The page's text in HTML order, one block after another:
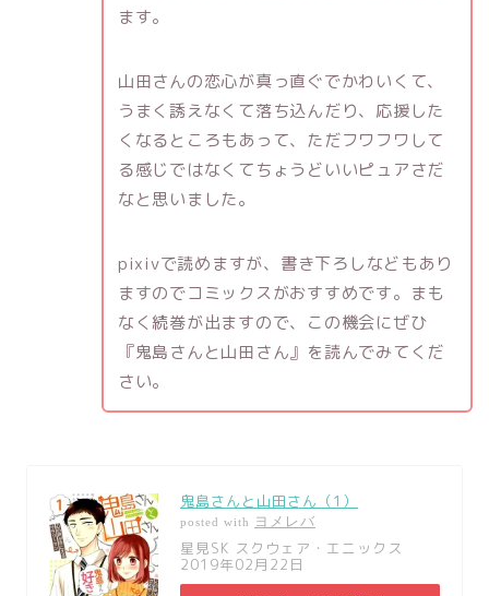
ます。
山田さんの恋心が真っ直ぐでかわいくて、
うまく誘えなくて落ち込んだり、応援した
くなるところもあって、ただフワフワして
る感じではなくてちょうどいいピュアさだ
なと思いました。
pixivで読めますが、書き下ろしなどもあり
ますのでコミックスがおすすめです。まも
なく続巻が出ますので、この機会にぜひ
『鬼島さんと山田さん』を読んでみてくだ
さい。
鬼島さんと山田さん（1）
posted with ヨメレバ
星見SK スクウェア・エニックス
2019年02月22日